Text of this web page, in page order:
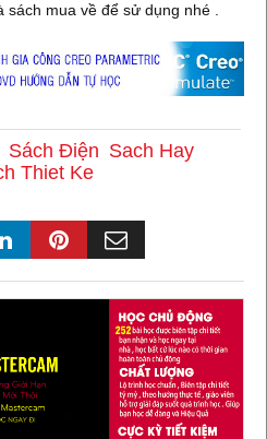
sách mua về để sử dụng nhé .
Sách Điện Sach Hay
Thiet Ke